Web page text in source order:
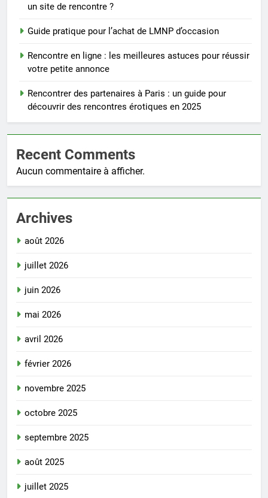
un site de rencontre ?
Guide pratique pour l’achat de LMNP d’occasion
Rencontre en ligne : les meilleures astuces pour réussir
votre petite annonce
Rencontrer des partenaires à Paris : un guide pour
découvrir des rencontres érotiques en 2025
Recent Comments
Aucun commentaire à afficher.
Archives
août 2026
juillet 2026
juin 2026
mai 2026
avril 2026
février 2026
novembre 2025
octobre 2025
septembre 2025
août 2025
juillet 2025